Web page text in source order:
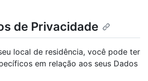
de Privacidade
local de residência, você pode ter
em relação aos seus Dados